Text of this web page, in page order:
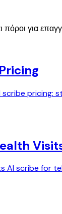
για
scribe pricing:
AI scribe for